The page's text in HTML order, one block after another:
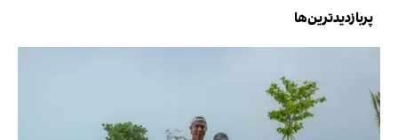
پربازدیدترین‌ها